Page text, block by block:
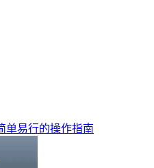
单易行的操作指南